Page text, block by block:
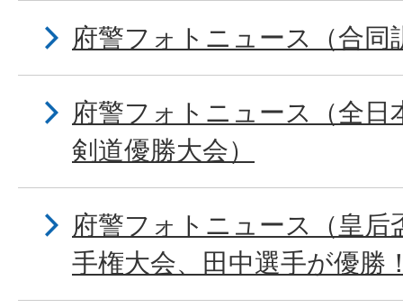
府警フォトニュース（合同
府警フォトニュース（全日
剣道優勝大会）
府警フォトニュース（皇后
手権大会、田中選手が優勝